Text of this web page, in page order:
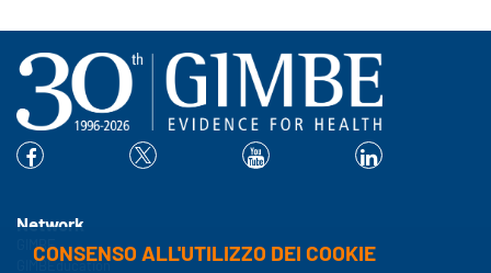
Network
GIMBE
GIMBEducation
CONSENSO ALL'UTILIZZO DEI COOKIE